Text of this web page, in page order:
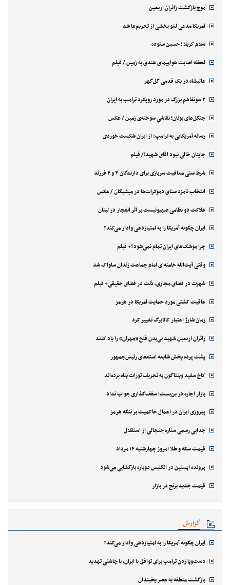
موج بازگشت زائران اربعین
آمریکا مدعی لغو بخشی از تحریم‌ها شد
سلام کربلا ؛ حسین ستوده
لحظه اصابت هواپیمای هندی به زمین / فیلم
عالیشاه در یک قدمی گل‌گهر
۲ سوتفاهم بزرگ در مورد رویکرد ترامپ به ایران
جنگل‌های یونان؛ نقاشیِ سوخته‌ی زمین / عکس
رسانه آمریکایی به ترامپ: از ایران شکست خوردی
جایتان خالی نبود آقای شهید!/ فیلم
شرط سنی معافیت سربازی برای دارندگان ۳ و ۴ فرزند
انتخاب نامزد سنای دموکرات‌ها در میشیگان / عکس
هلاکت دو نظامی صهیونیست بر اثر انفجار در لبنان
ایران چگونه آمریکا را به امتیازدهی وادار می‌کند؟
چرا موشک‌های ایران تمام نمی‌شود؟+ فیلم
وقتی آیت‌الله خامنه‌ای امام جماعت زندان ساواک شد
شهرت در فضای مجازی، ذلت در فضای حقیقی+ فیلم
عاقبت کشتی مورد حمایت آمریکا در هرمز
زمان شارژ اعتبار کالابرگ تغییر کرد
زائران اربعین شهید بی‌بدن فتح «مهران» را یاد کنند
پشت پرده پخش شایعه استعفای رئیس‌جمهور
کاخ سفید وپنتاگون به تحریف تورات پناه برده‌اند
بازار اجاره در بن‌بست؛ سقف‌گذاری جواب نداد
پیروزی ایران در اعمال حاکمیت بر تنگه هرمز
جدایی رسمی ستاره جنجالی از استقلال
قیمت سکه و طلا امروز چهارشنبه ۱۴ مرداد
پرونده اپستین در انگلیس دوباره بازگشایی می‌شود
قیمت جدید برنج در بازار
گزارش
ایران چگونه آمریکا را به امتیازدهی وادار می‌کند؟
دست‌وپا زدن ترامپ برای توافق با ایران، با چاشنی تهدید
بازگشت منطقه به عصر یخبندان